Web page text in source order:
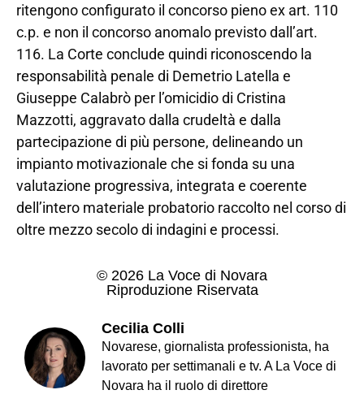
ritengono configurato il concorso pieno ex art. 110
c.p. e non il concorso anomalo previsto dall’art.
116. La Corte conclude quindi riconoscendo la
responsabilità penale di Demetrio Latella e
Giuseppe Calabrò per l’omicidio di Cristina
Mazzotti, aggravato dalla crudeltà e dalla
partecipazione di più persone, delineando un
impianto motivazionale che si fonda su una
valutazione progressiva, integrata e coerente
dell’intero materiale probatorio raccolto nel corso di
oltre mezzo secolo di indagini e processi.
© 2026 La Voce di Novara
Riproduzione Riservata
Cecilia Colli
Novarese, giornalista professionista, ha
lavorato per settimanali e tv. A La Voce di
Novara ha il ruolo di direttore